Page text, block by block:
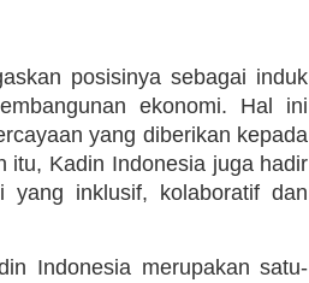
posisinya sebagai induk
ekonomi. Hal ini
yang diberikan kepada
itu, Kadin Indonesia juga hadir
yang inklusif, kolaboratif dan
Indonesia merupakan satu-